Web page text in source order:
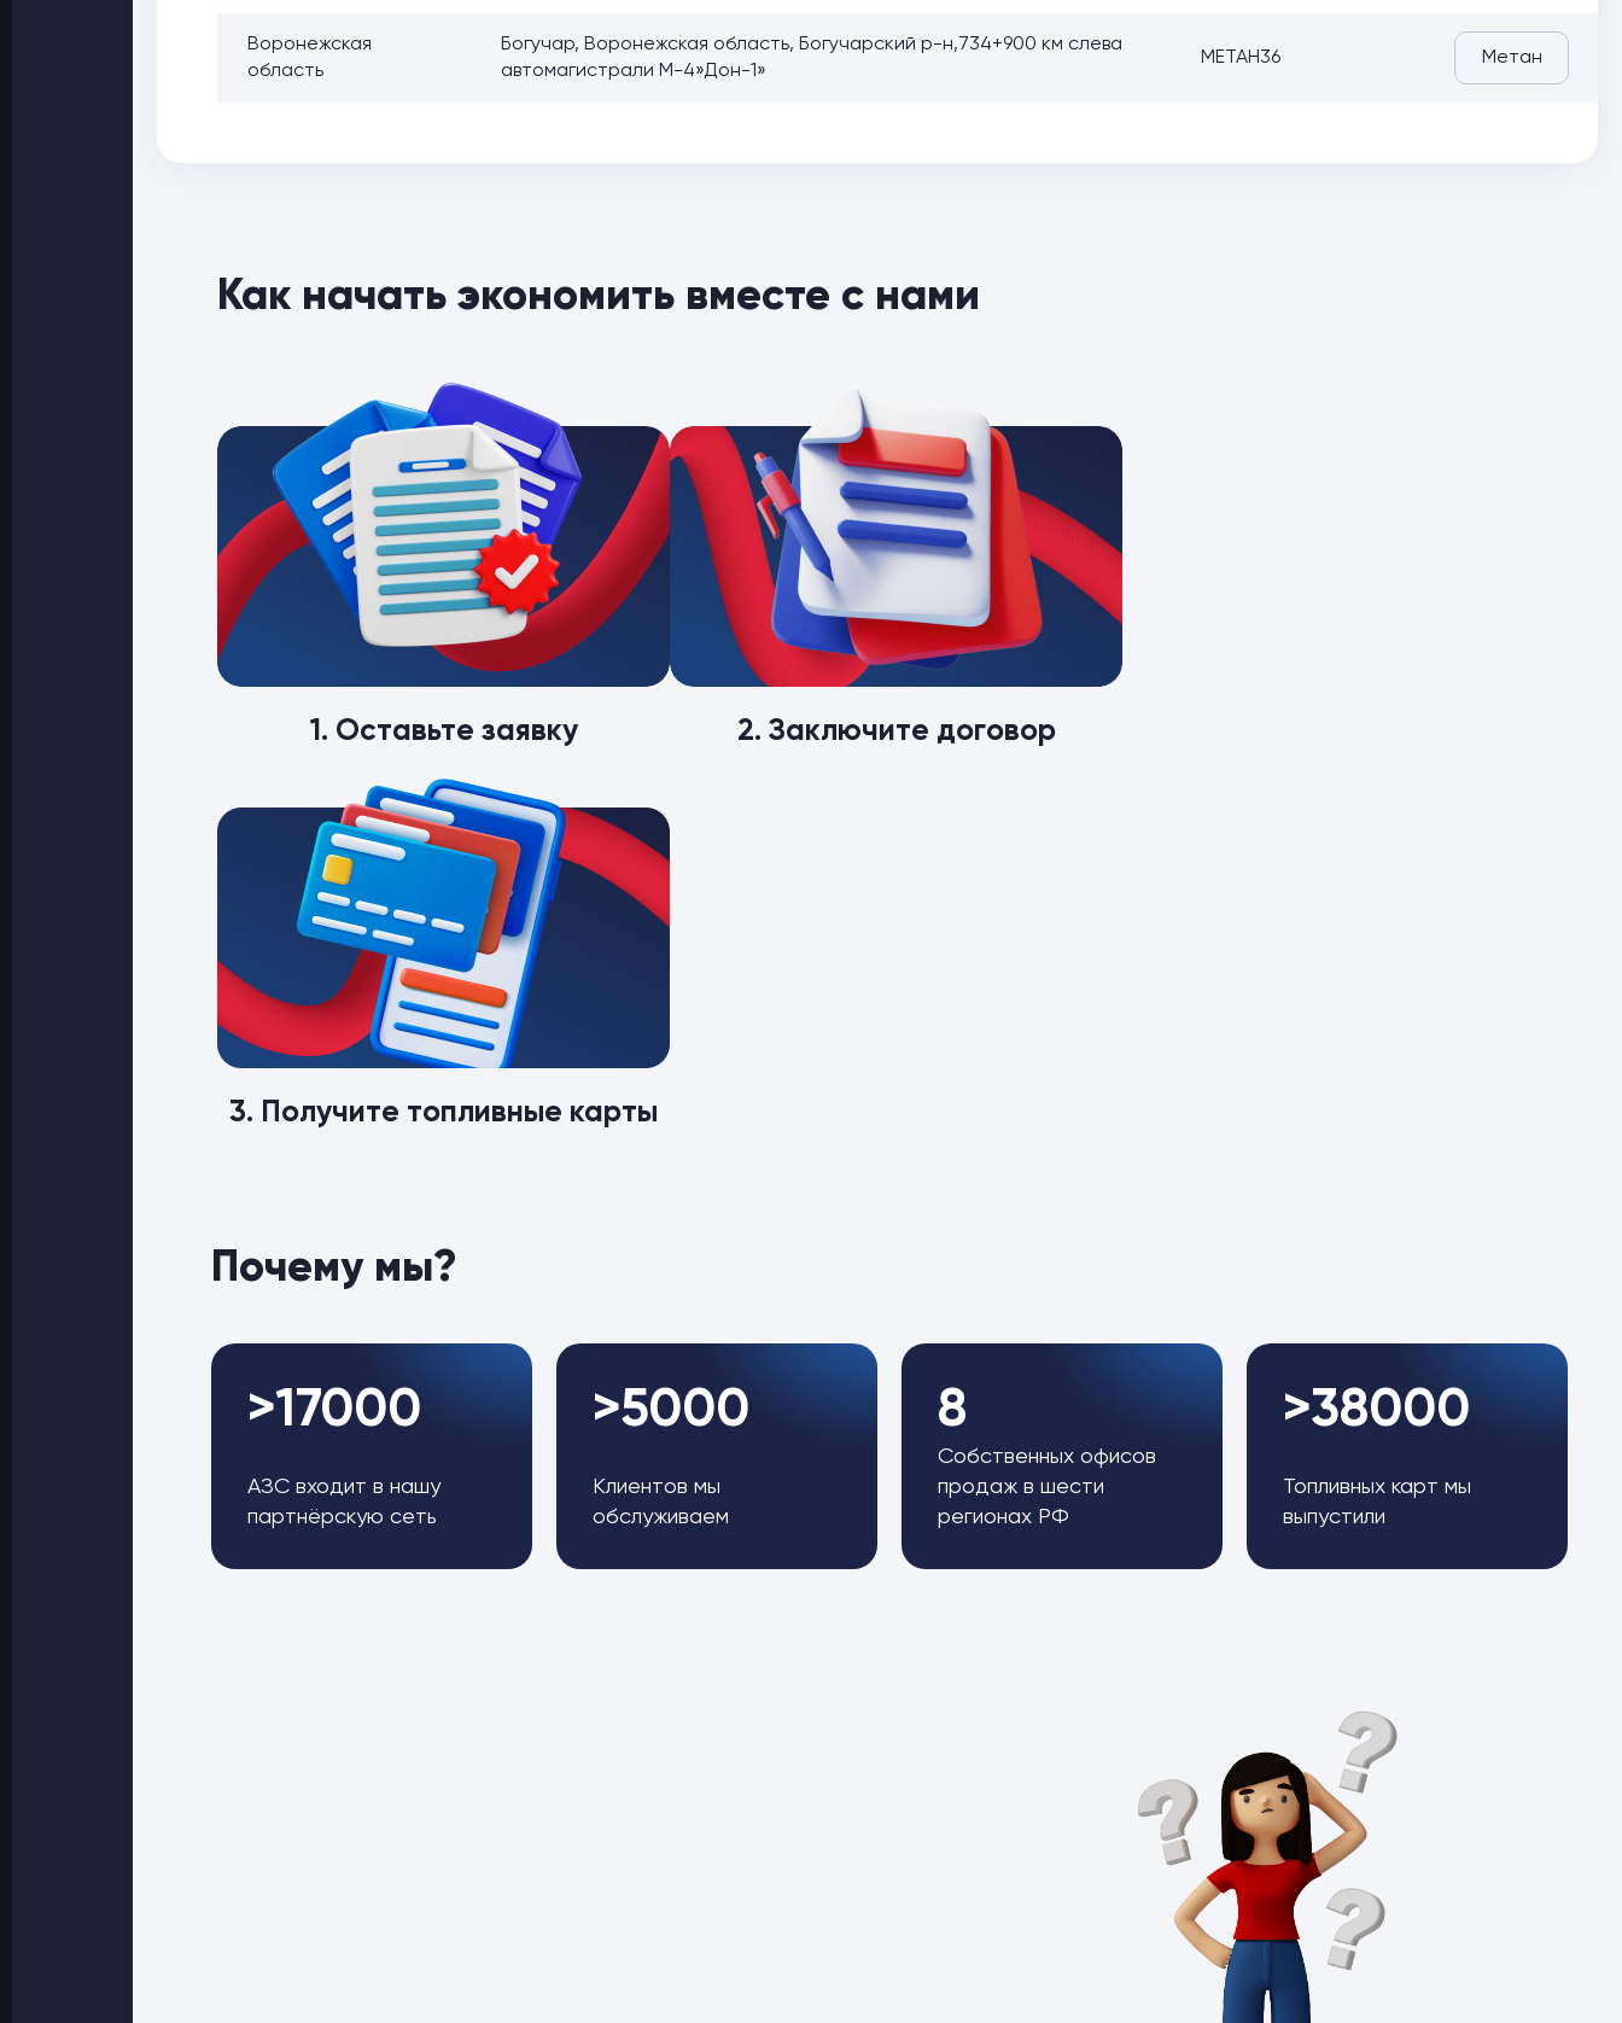
Воронежская
область
Богучар, Воронежская область, Богучарский р-н,734+900 км слева
автомагистрали М-4»Дон-1»
МЕТАН36 Метан
Как начать экономить вместе с нами
1. Оставьте заявку 2. Заключите договор
3. Получите топливные карты
Почему мы?
>17000
АЗС входит в нашу
партнёрскую сеть
>5000
Клиентов мы
обслуживаем
8
Собственных офисов
продаж в шести
регионах РФ
>38000
Топливных карт мы
выпустили